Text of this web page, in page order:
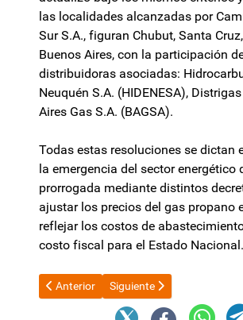
las localidades alcanzadas por
Sur S.A., figuran Chubut, Santa
Buenos Aires, con la participación
distribuidoras asociadas:
Neuquén S.A. (HIDENESA),
Aires Gas S.A. (BAGSA).
Todas estas resoluciones se dictan
la emergencia del sector energético
prorrogada mediante distintos
ajustar los precios del gas propano
reflejar los costos de
costo fiscal para el Estado Nacional.
Artículo anterior: Propiedad privada:
Anterior Artículo siguiente:
Siguiente